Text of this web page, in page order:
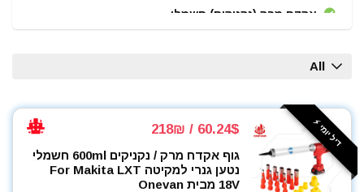
אקדח מרק (נקניקים) חשמלי
אקדחי סיליקון ונקניקים
ארגזי כלים
בוקסות
בוקסות הינע 1/2"
All
דיל יומי ⚡️ 60.24$ / 218₪
גוף אקדח מרק / נקניקים 600ml חשמלי
נטען גנרי למקיטה For Makita LXT
18V מבית Onevan